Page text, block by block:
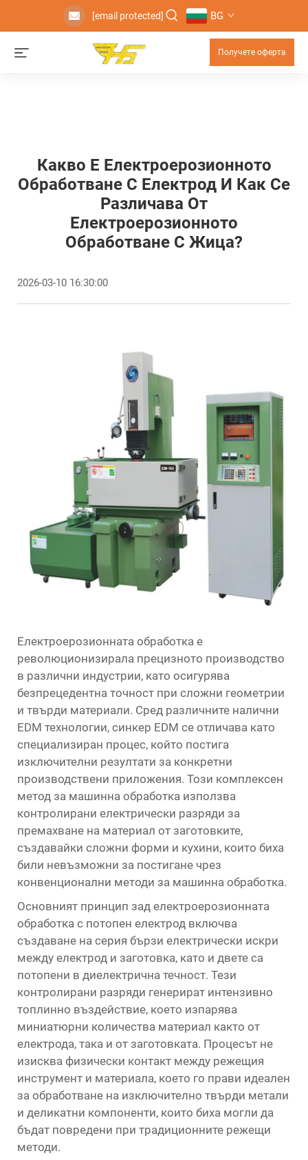
[email protected] BG
Получете оферта
Какво Е Електроерозионното
Обработване С Електрод И Как Се
Различава От
Електроерозионното
Обработване С Жица?
2026-03-10 16:30:00
Електроерозионната обработка е
революционизирала прецизното производство
в различни индустрии, като осигурява
безпрецедентна точност при сложни геометрии
и твърди материали. Сред различните налични
EDM технологии, синкер EDM се отличава като
специализиран процес, който постига
изключителни резултати за конкретни
производствени приложения. Този комплексен
метод за машинна обработка използва
контролирани електрически разряди за
премахване на материал от заготовките,
създавайки сложни форми и кухини, които биха
били невъзможни за постигане чрез
конвенционални методи за машинна обработка.
Основният принцип зад електроерозионната
обработка с потопен електрод включва
създаване на серия бързи електрически искри
между електрод и заготовка, като и двете са
потопени в диелектрична течност. Тези
контролирани разряди генерират интензивно
топлинно въздействие, което изпарява
миниатюрни количества материал както от
електрода, така и от заготовката. Процесът не
изисква физически контакт между режещия
инструмент и материала, което го прави идеален
за обработване на изключително твърди метали
и деликатни компоненти, които биха могли да
бъдат повредени при традиционните режещи
методи.